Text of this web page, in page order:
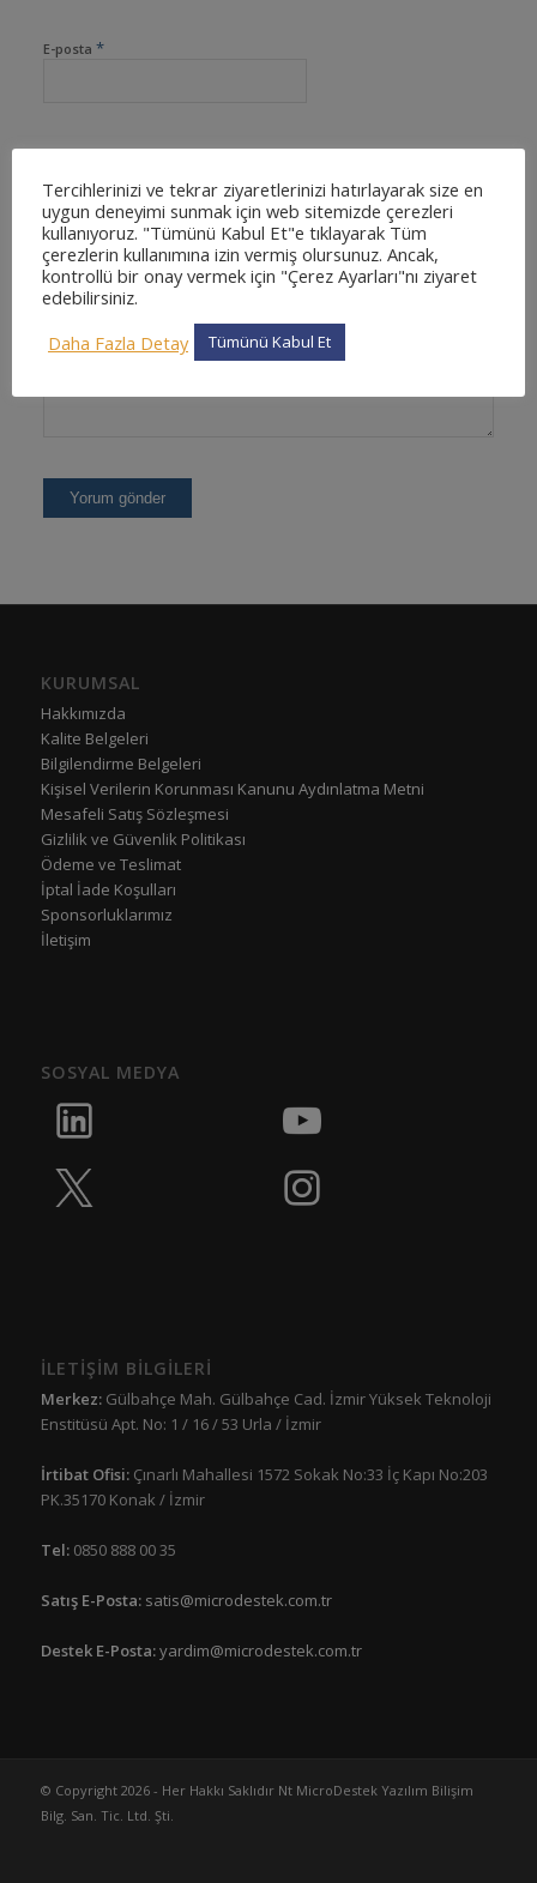
E-posta *
KURUMSAL
Hakkımızda
Kalite Belgeleri
Bilgilendirme Belgeleri
Kişisel Verilerin Korunması Kanunu Aydınlatma Metni
Mesafeli Satış Sözleşmesi
Gizlilik ve Güvenlik Politikası
Ödeme ve Teslimat
İptal İade Koşulları
Sponsorluklarımız
İletişim
SOSYAL MEDYA
İLETİŞİM BİLGİLERİ
Merkez:Gülbahçe Mah. Gülbahçe Cad. İzmir Yüksek Teknoloji
Enstitüsü Apt. No: 1 / 16 / 53 Urla / İzmir
İrtibat Ofisi: Çınarlı Mahallesi 1572 Sokak No:33 İç Kapı No:203
PK.35170 Konak / İzmir
Tel:0850 888 00 35
Satış E-Posta: satis@microdestek.com.tr
Destek E-Posta:yardim@microdestek.com.tr
© Copyright 2026 - Her Hakkı Saklıdır Nt MicroDestek Yazılım Bilişim
Bilg. San. Tic. Ltd. Şti.
Tercihlerinizi ve tekrar ziyaretlerinizi hatırlayarak size en
uygun deneyimi sunmak için web sitemizde çerezleri
kullanıyoruz. "Tümünü Kabul Et"e tıklayarak Tüm
çerezlerin kullanımına izin vermiş olursunuz. Ancak,
kontrollü bir onay vermek için "Çerez Ayarları"nı ziyaret
edebilirsiniz.
Daha Fazla Detay
Tümünü Kabul Et